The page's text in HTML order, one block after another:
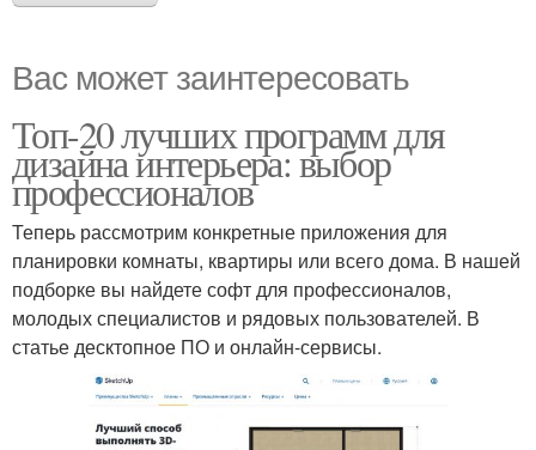
Вас может заинтересовать
Топ-20 лучших программ для
дизайна интерьера: выбор
профессионалов
Теперь рассмотрим конкретные приложения для
планировки комнаты, квартиры или всего дома. В нашей
подборке вы найдете софт для профессионалов,
молодых специалистов и рядовых пользователей. В
статье десктопное ПО и онлайн-сервисы.